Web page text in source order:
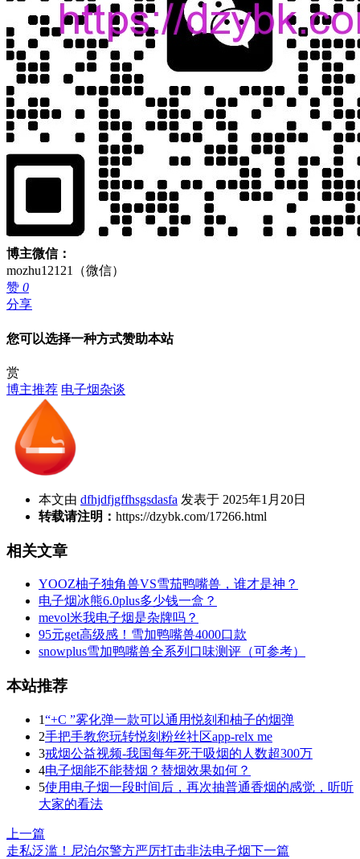
博主微信：
mozhu12121（微信）
赞 0
分享
您可以选择一种方式赞助本站
赏
博主推荐 电子烟杂谈
本文由 dfhjdfjgffhsgsdasfa 发表于 2025年1月20日
转载请注明： https://dzybk.com/17266.html
相关文章
YOOZ柚子独角兽VS雪茄鸭嘴兽，谁才是神？
电子烟冰熊6.0plus多少钱一盒？
mevol米我电子烟是杂牌吗？
95元get高级感！雪加鸭嘴兽4000口款
snowplus雪加鸭嘴兽全系列口味测评（可参考）
本站推荐
1“+C ”雾化弹一款可以通用悦刻和柚子的烟弹
2手把手教您玩转悦刻粉丝社区app-relx me
3戒烟公益视频-我国每年死于吸烟的人数超300万
4电子烟能不能替烟？替烟效果如何？
5使用电子烟一段时间后，再次抽普通香烟的感觉，听听
大家的看法
上一篇
走私泛滥！尼泊尔警方严厉打击非法电子烟下一篇